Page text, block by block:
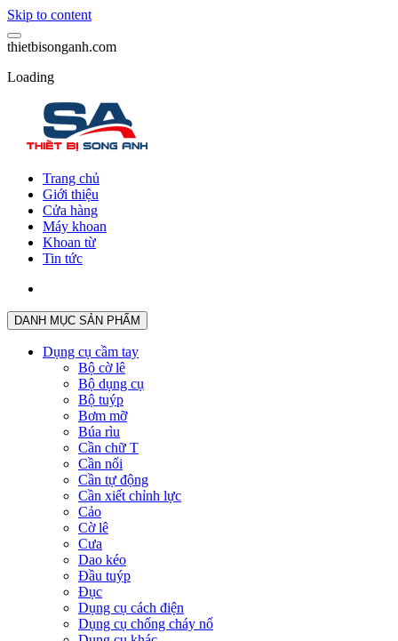
Skip to content
thietbisonganh.com
Loading
Trang chủ
Giới thiệu
Cửa hàng
Máy khoan
Khoan từ
Tin tức
DANH MỤC SẢN PHẨM
Dụng cụ cầm tay
Bộ cờ lê
Bộ dụng cụ
Bộ tuýp
Bơm mỡ
Búa rìu
Cần chữ T
Cần nối
Cần tự động
Cần xiết chỉnh lực
Cảo
Cờ lê
Cưa
Dao kéo
Đầu tuýp
Đục
Dụng cụ cách điện
Dụng cụ chống cháy nổ